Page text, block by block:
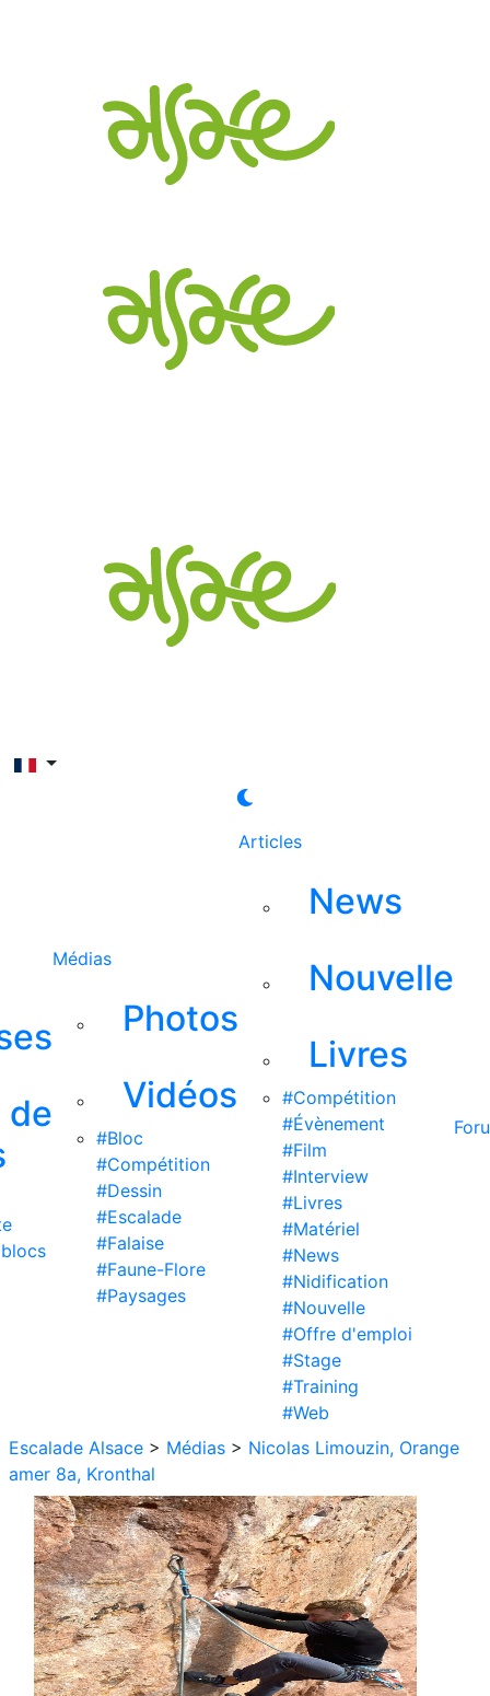
de
Médias
Photos
Vidéos
#Bloc
#Compétition
#Dessin
#Escalade
#Falaise
#Faune-Flore
#Paysages
Articles
News
Nouvelle
Livres
#Compétition
#Évènement
#Film
#Interview
#Livres
#Matériel
#News
#Nidification
#Nouvelle
#Offre d'emploi
#Stage
#Training
#Web
Escalade Alsace > Médias > Nicolas Limouzin, Orange
amer 8a, Kronthal